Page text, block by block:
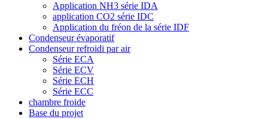
Application NH3 série IDA
application CO2 série IDC
Application du fréon de la série IDF
Condenseur évaporatif
Condenseur refroidi par air
Série ECA
Série ECV
Série ECH
Série ECC
chambre froide
Base du projet